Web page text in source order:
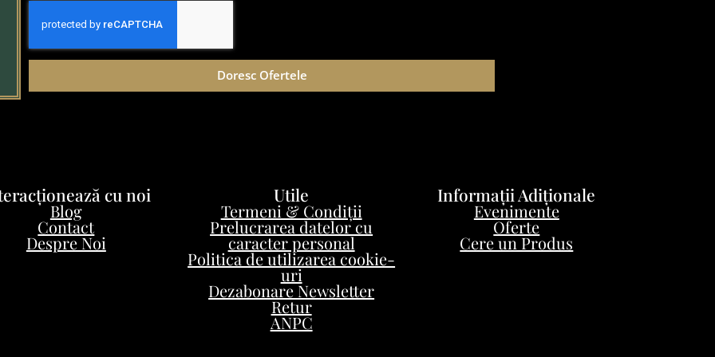
Doresc Ofertele
cu noi
Blog
Contact
Despre Noi
Utile
Termeni & Condiții
Prelucrarea datelor cu
caracter personal
Politica de utilizarea cookie-
uri
Dezabonare Newsletter
Retur
ANPC
Informații Adiționale
Evenimente
Oferte
Cere un Produs